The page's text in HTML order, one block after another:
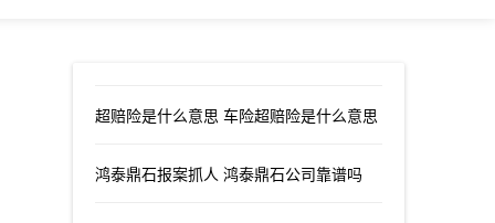
超赔险是什么意思 车险超赔险是什么意思
鸿泰鼎石报案抓人 鸿泰鼎石公司靠谱吗